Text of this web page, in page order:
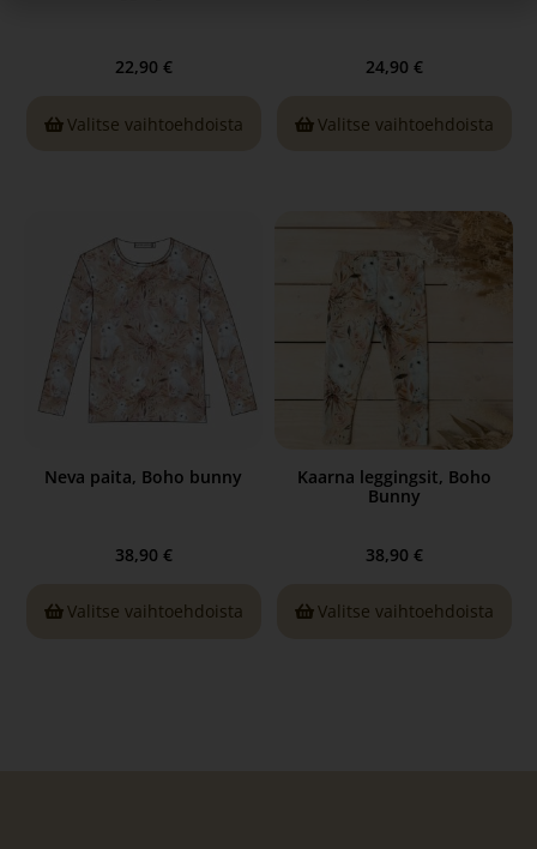
22,90 €
Valitse vaihtoehdoista
24,90 €
Valitse vaihtoehdoista
Neva paita, Boho bunny
38,90 €
Valitse vaihtoehdoista
Kaarna leggingsit, Boho
Bunny
38,90 €
Valitse vaihtoehdoista